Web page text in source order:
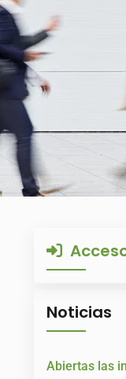
Noticias
Abiertas las